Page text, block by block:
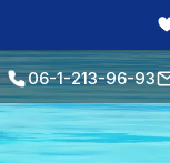
06-1-213-96-93